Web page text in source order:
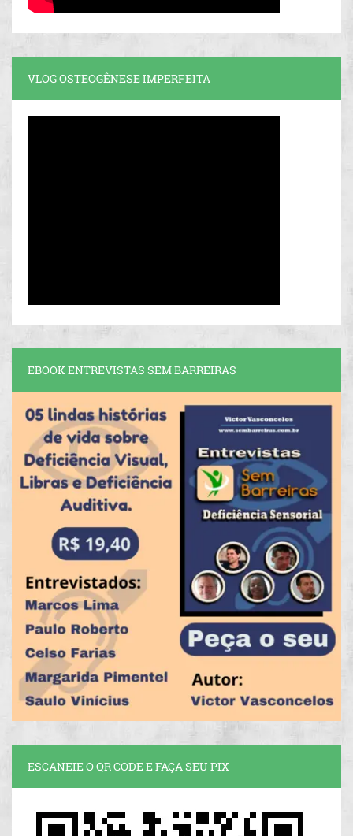
VLOG OSTEOGÊNESE IMPERFEITA
EBOOK ENTREVISTAS SEM BARREIRAS
ESCANEIE O QR CODE E FAÇA SEU PIX